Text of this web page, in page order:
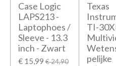
Case Logic
LAPS213 -
Laptophoes /
Sleeve - 13.3
inch - Zwart
€ 15,99 € 24,90
Texas
TI-
pelijke